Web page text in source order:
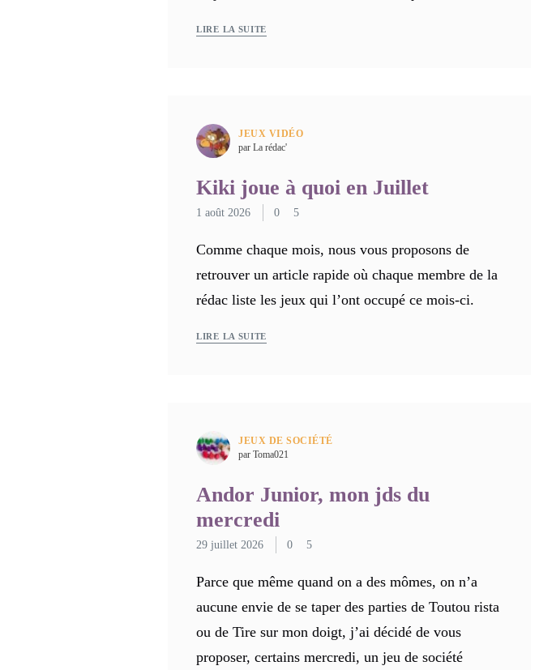
LIRE LA SUITE
JEUX VIDÉO
par La rédac'
Kiki joue à quoi en Juillet
1 août 2026 0 5
Comme chaque mois, nous vous proposons de
retrouver un article rapide où chaque membre de la
rédac liste les jeux qui l’ont occupé ce mois-ci.
LIRE LA SUITE
JEUX DE SOCIÉTÉ
par Toma021
Andor Junior, mon jds du
mercredi
29 juillet 2026 0 5
Parce que même quand on a des mômes, on n’a
aucune envie de se taper des parties de Toutou rista
ou de Tire sur mon doigt, j’ai décidé de vous
proposer, certains mercredi, un jeu de société